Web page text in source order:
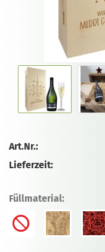
Art.Nr.:
Lieferzeit:
Füllmaterial: